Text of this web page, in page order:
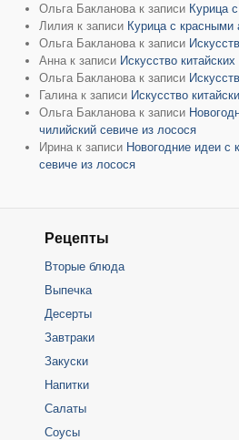
Ольга Бакланова к записи Курица
Лилия к записи Курица с красными
Ольга Бакланова к записи
Анна к записи Искусство
Ольга Бакланова к записи
Галина к записи Искусство
Ольга Бакланова к записи
чилийский севиче из лосося
Ирина к записи Новогодние идеи с
севиче из лосося
Рецепты
Вторые блюда
Выпечка
Десерты
Завтраки
Закуски
Напитки
Салаты
Соусы